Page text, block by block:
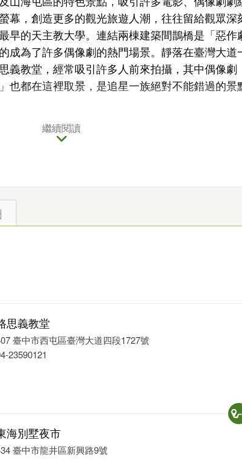
幕，創造更多的觀光旅遊人潮，往往留給觀眾深
早的天主教大學。連結兩棟建築間鵲橋是「惡作
成為了許多偶像劇的熱門場景。靜落在臺灣大道
義教堂，經常吸引許多人前來拍攝，其中偶像劇
也都在這裡取景，是追星一族絕對不能錯過的景
銘先生及陳其寬先生所共同設計的雙拋物面教堂
繼續閱讀
思義教堂
臺中市西屯區臺灣大道四段1727號
23590121
海別墅夜市
臺中市龍井區新興路9號